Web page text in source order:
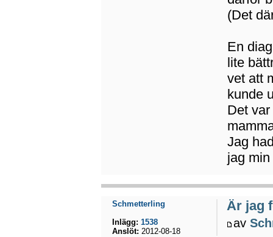
(Det
En
lite
vet att
kunde
Det
Jag
jag
Är jag
av
Schmetterling
Inlägg: 1538
Anslöt: 2012-08-18